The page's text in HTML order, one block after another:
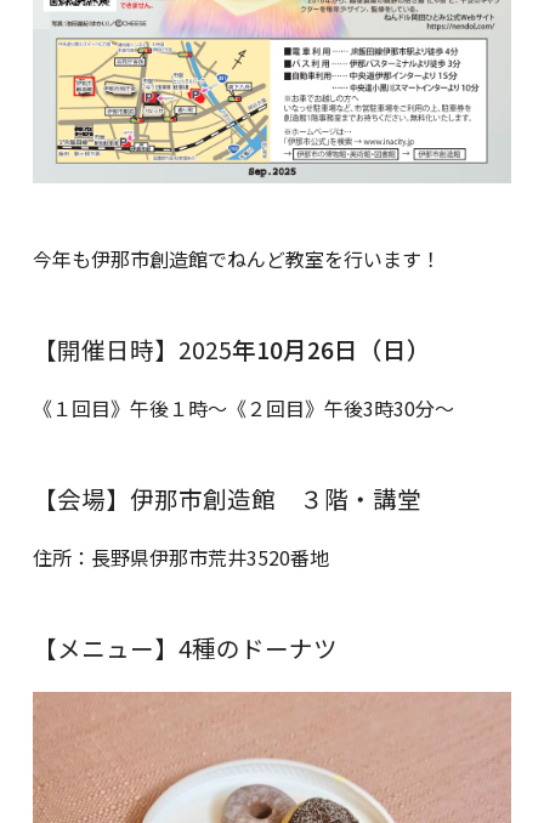
今年も伊那市創造館でねんど教室を行います！
【開催日時】2025年10月26日（日）
《１回目》午後１時～《２回目》午後3時30分～
【会場】伊那市創造館 ３階・講堂
住所：長野県伊那市荒井3520番地
【メニュー】4種のドーナツ